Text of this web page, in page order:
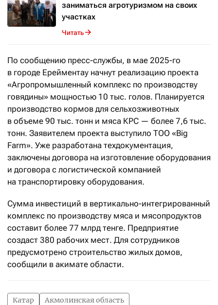
заниматься агротуризмом на своих
участках
Читать
По сообщению пресс-службы, в мае 2025-го
в городе Ерейментау начнут реализацию проекта
«Агропромышленный комплекс по производству
говядины» мощностью 10 тыс. голов. Планируется
производство кормов для сельхозживотных
в объеме 90 тыс. тонн и мяса КРС — более 7,6 тыс.
тонн. Заявителем проекта выступило ТОО «Big
Farm». Уже разработана техдокументация,
заключены договора на изготовление оборудования
и договора с логистической компанией
на транспортировку оборудования.
Сумма инвестиций в вертикально-интегрированный
комплекс по производству мяса и мясопродуктов
составит более 77 млрд тенге. Предприятие
создаст 380 рабочих мест. Для сотрудников
предусмотрено строительство жилых домов,
сообщили в акимате области.
Катар Акмолинская область